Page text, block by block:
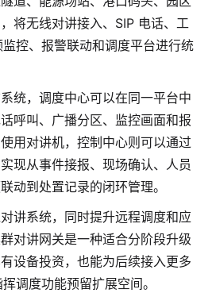
将无线对讲接入、SIP 电话、工
控、报警联动和调度平台进行统
统，调度中心可以在同一平台中
呼叫、广播分区、监控画面和报
用对讲机，控制中心则可以通过
现从事件接报、现场确认、人员
动到处置记录的闭环管理。
讲系统，同时提升远程调度和应
对讲网关是一种适合分阶段升级
设备投资，也能为后续接入更多
调度功能预留扩展空间。